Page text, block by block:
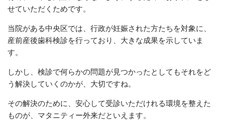
せていただくためです。
当院がある中央区では、行政が妊娠された方たちを対象に、
産前産後歯科検診を行っており、大きな成果を示していま
す。
しかし、検診で何らかの問題が見つかったとしてもそれをど
う解決していくのかが、大切ですね。
その解決のために、安心して受診いただけれる環境を整えた
ものが、マタニティー外来だといえます。